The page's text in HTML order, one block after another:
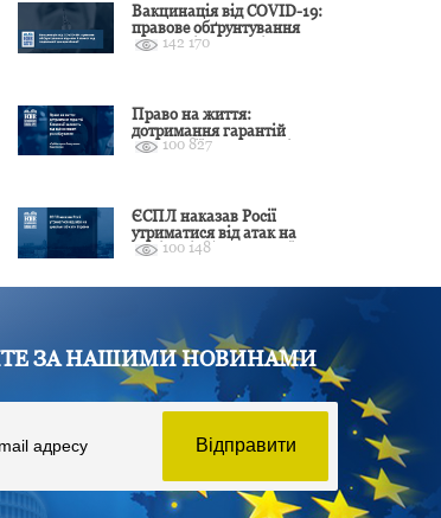
Вакцинація від COVID-19:
правове обґрунтування
відмови і захист від
142 170
Право на життя:
дотримання гарантій
Конвенції залежить від
100 827
ЄСПЛ наказав Росії
утриматися від атак на
цивільні об’єкти України
100 148
ЗА НАШИМИ НОВИНАМИ